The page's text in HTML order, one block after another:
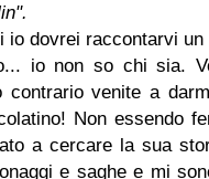
io dovrei raccontarvi
io non so chi sia.
contrario venite a
Non essendo
a cercare la sua
e saghe e mi